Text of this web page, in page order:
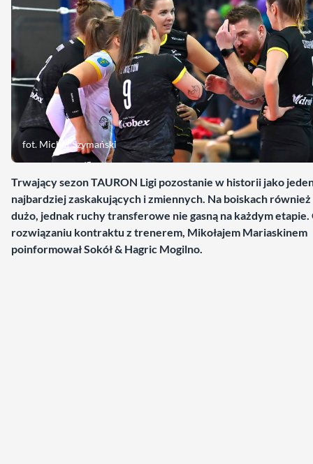
fot. Michał Szymański
Trwający sezon TAURON Ligi pozostanie w historii jako
najbardziej zaskakujących i zmiennych. Na boiskach
dużo, jednak ruchy transferowe nie gasną na każdym etapie.
rozwiązaniu kontraktu z trenerem, Mikołajem Mariaskinem
poinformował Sokół & Hagric Mogilno.